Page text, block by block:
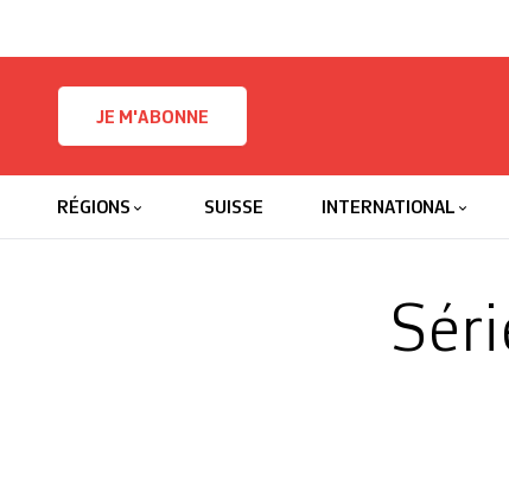
JE M'ABONNE
RÉGIONS SUISSE INTERNATIONAL